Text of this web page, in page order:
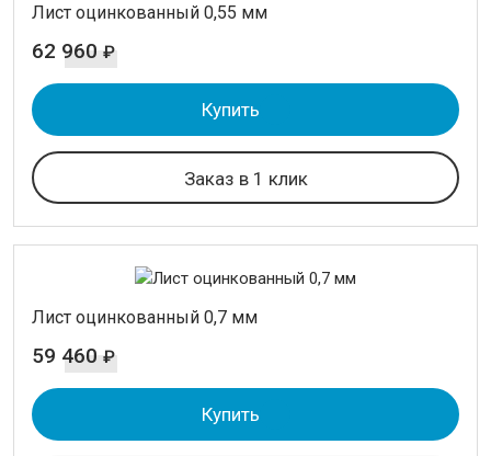
Лист оцинкованный 0,55 мм
62 960 ₽
Купить
Заказ в 1 клик
Лист оцинкованный 0,7 мм
59 460 ₽
Купить